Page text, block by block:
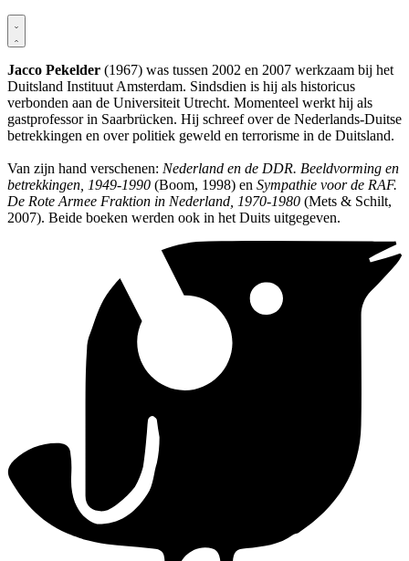
Jacco Pekelder (1967) was tussen 2002 en 2007 werkzaam bij het
Duitsland Instituut Amsterdam. Sindsdien is hij als historicus
verbonden aan de Universiteit Utrecht. Momenteel werkt hij als
gastprofessor in Saarbrücken. Hij schreef over de Nederlands-Duitse
betrekkingen en over politiek geweld en terrorisme in de Duitsland.
Van zijn hand verschenen: Nederland en de DDR. Beeldvorming en
betrekkingen, 1949-1990 (Boom, 1998) en Sympathie voor de RAF.
De Rote Armee Fraktion in Nederland, 1970-1980 (Mets & Schilt,
2007). Beide boeken werden ook in het Duits uitgegeven.